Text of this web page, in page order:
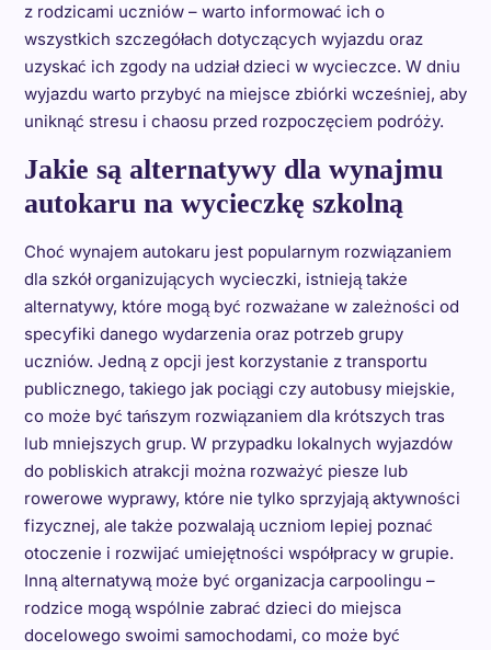
z rodzicami uczniów – warto informować ich o
wszystkich szczegółach dotyczących wyjazdu oraz
uzyskać ich zgody na udział dzieci w wycieczce. W dniu
wyjazdu warto przybyć na miejsce zbiórki wcześniej, aby
uniknąć stresu i chaosu przed rozpoczęciem podróży.
Jakie są alternatywy dla wynajmu
autokaru na wycieczkę szkolną
Choć wynajem autokaru jest popularnym rozwiązaniem
dla szkół organizujących wycieczki, istnieją także
alternatywy, które mogą być rozważane w zależności od
specyfiki danego wydarzenia oraz potrzeb grupy
uczniów. Jedną z opcji jest korzystanie z transportu
publicznego, takiego jak pociągi czy autobusy miejskie,
co może być tańszym rozwiązaniem dla krótszych tras
lub mniejszych grup. W przypadku lokalnych wyjazdów
do pobliskich atrakcji można rozważyć piesze lub
rowerowe wyprawy, które nie tylko sprzyjają aktywności
fizycznej, ale także pozwalają uczniom lepiej poznać
otoczenie i rozwijać umiejętności współpracy w grupie.
Inną alternatywą może być organizacja carpoolingu –
rodzice mogą wspólnie zabrać dzieci do miejsca
docelowego swoimi samochodami, co może być